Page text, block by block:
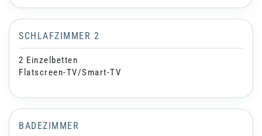
SCHLAFZIMMER 2
2 Einzelbetten
Flatscreen-TV/Smart-TV
BADEZIMMER